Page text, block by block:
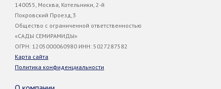
140055, Москва, Котельники, 2-й
Покровский Проезд,3
Общество с ограниченной ответственностью
«САДЫ СЕМИРАМИДЫ»
ОГРН: 1205000060980 ИНН: 5027287582
Карта сайта
Политика конфиденциальности